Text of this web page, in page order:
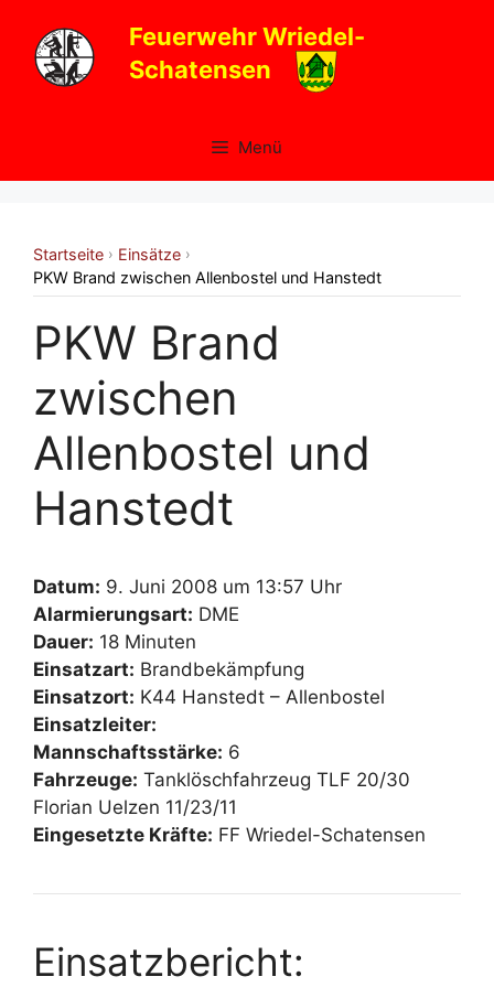
Inhalt
springen
Feuerwehr Wriedel-
Schatensen
Menü
Startseite › Einsätze ›
PKW Brand zwischen Allenbostel und Hanstedt
PKW Brand
zwischen
Allenbostel und
Hanstedt
Datum: 9. Juni 2008 um 13:57 Uhr
Alarmierungsart: DME
Dauer: 18 Minuten
Einsatzart: Brandbekämpfung
Einsatzort: K44 Hanstedt – Allenbostel
Einsatzleiter:
Mannschaftsstärke: 6
Fahrzeuge: Tanklöschfahrzeug TLF 20/30
Florian Uelzen 11/23/11
Eingesetzte Kräfte: FF Wriedel-Schatensen
Einsatzbericht: